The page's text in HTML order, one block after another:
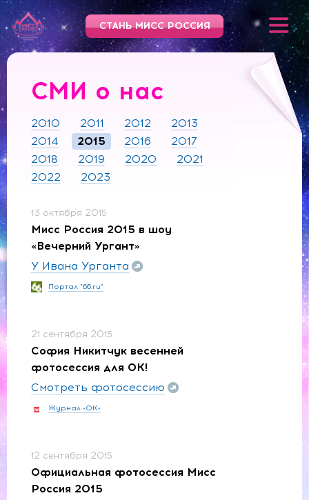
СТАНЬ МИСС РОССИЯ
СМИ о нас
2010 2011 2012
2013
2014
2015 2016
2017
2018
2019 2020
2021
2022
2023
13 октября 2015
Мисс Россия 2015 в шоу
«Вечерний Ургант»
У Ивана Урганта
Портал "66.ru"
21 сентября 2015
София Никитчук весенней
фотосессия для ОК!
Смотреть фотосессию
Журнал «ОК»
12 сентября 2015
Официальная фотосессия Мисс
Россия 2015